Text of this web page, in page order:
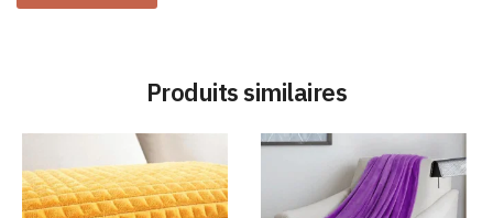
Produits similaires